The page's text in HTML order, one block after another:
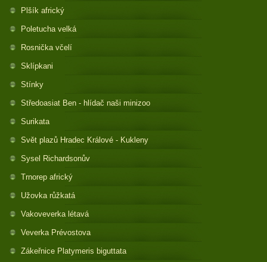
Plšík africký
Poletucha velká
Rosnička včelí
Sklípkani
Stínky
Středoasiat Ben - hlídač naši minizoo
Surikata
Svět plazů Hradec Králové - Kukleny
Sysel Richardsonův
Trnorep africký
Užovka růžkatá
Vakoveverka létavá
Veverka Prévostova
Zákeřnice Platymeris biguttata